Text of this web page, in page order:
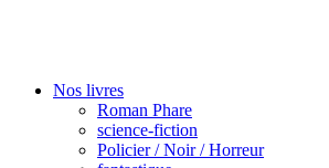
Nos livres
Roman Phare
science-fiction
Policier / Noir / Horreur